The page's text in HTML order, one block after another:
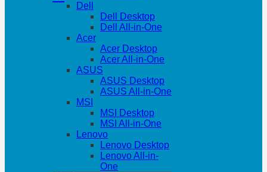
Dell
Dell Desktop
Dell All-in-One
Acer
Acer Desktop
Acer All-in-One
ASUS
ASUS Desktop
ASUS All-in-One
MSI
MSI Desktop
MSI All-in-One
Lenovo
Lenovo Desktop
Lenovo All-in-
One